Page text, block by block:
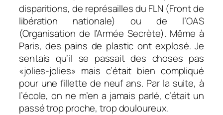
disparitions, de représailles du FLN (Front de
libération nationale) ou de l’OAS
(Organisation de l’Armée Secrète). Même à
Paris, des pains de plastic ont explosé. Je
sentais qu’il se passait des choses pas
«jolies-jolies» mais c’était bien compliqué
pour une fillette de neuf ans. Par la suite, à
l’école, on ne m’en a jamais parlé, c’était un
passé trop proche, trop douloureux.